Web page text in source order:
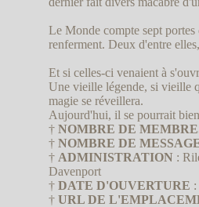
Le Monde compte sept portes
renferment. Deux d'entre
Et si celles-ci venaient à
Une vieille légende, si vieille
magie se réveillera.
Aujourd'hui, il se pourrait
† NOMBRE DE
† NOMBRE DE
† ADMINISTRATION:
Davenport
† DATE D'OUVERTURE
† URL DE